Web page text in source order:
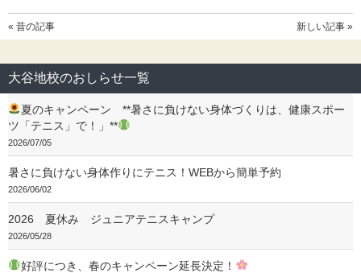
« 昔の記事 新しい記事 »
大谷地校のおしらせ一覧
夏のキャンペーン **暑さに負けない身体づくりは、健康スポー
ツ「テニス」で！」**
2026/07/05
暑さに負けない身体作りにテニス！WEBから簡単予約
2026/06/02
2026 夏休み ジュニアテニスキャンプ
2026/05/28
好評につき、春のキャンペーン延長決定！